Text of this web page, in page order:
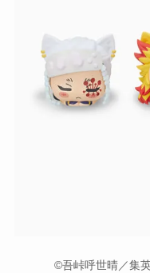
©吾峠呼世晴／集